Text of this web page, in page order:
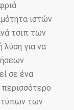
ιστών
τσιπ των
λύση για να
σε ένα
των